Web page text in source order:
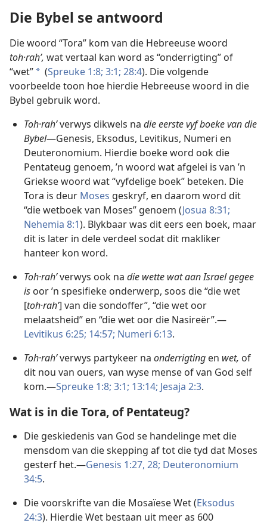
Die Bybel se antwoord
Die woord “Tora” kom van die Hebreeuse woord
toh·rahʹ, wat vertaal kan word as “onderrigting” of
“wet” a (Spreuke 1:8; 3:1; 28:4). Die volgende
voorbeelde toon hoe hierdie Hebreeuse woord in die
Bybel gebruik word.
Toh·rahʹverwys dikwels na die eerste vyf boeke van die
Bybel—Genesis, Eksodus, Levitikus, Numeri en
Deuteronomium. Hierdie boeke word ook die
Pentateug genoem, ’n woord wat afgelei is van ’n
Griekse woord wat “vyfdelige boek” beteken. Die
Tora is deur Moses geskryf, en daarom word dit
“die wetboek van Moses” genoem (Josua 8:31;
Nehemia 8:1). Blykbaar was dit eers een boek, maar
dit is later in dele verdeel sodat dit makliker
hanteer kon word.
Toh·rahʹverwys ook na die wette wat aan Israel gegee
is oor ’n spesifieke onderwerp, soos die “die wet
[toh·rahʹ] van die sondoffer”, “die wet oor
melaatsheid” en “die wet oor die Nasireër”.—
Levitikus 6:25; 14:57; Numeri 6:13.
Toh·rahʹverwys partykeer na onderrigting en wet, of
dit nou van ouers, van wyse mense of van God self
kom.—Spreuke 1:8; 3:1; 13:14; Jesaja 2:3.
Wat is in die Tora, of Pentateug?
Die geskiedenis van God se handelinge met die
mensdom van die skepping af tot die tyd dat Moses
gesterf het.—Genesis 1:27, 28; Deuteronomium
34:5.
Die voorskrifte van die Mosaïese Wet (Eksodus
24:3). Hierdie Wet bestaan uit meer as 600